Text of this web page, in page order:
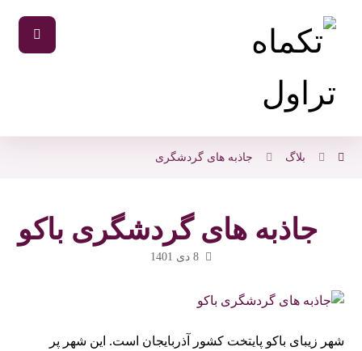
بلاگ جاذبه های گردشگری
جاذبه ‌های گردشگری باکو
8 دی 1401
شهر زیبای باکو پایتخت کشور آذربایجان است. این شهر پر